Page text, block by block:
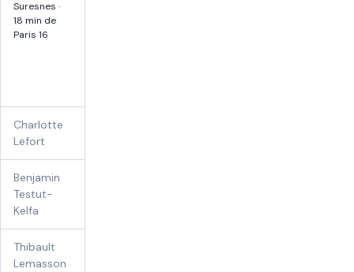
Suresnes ·
18 min de
Paris 16
Charlotte
Lefort
Benjamin
Testut-
Kelfa
Thibault
Lemasson